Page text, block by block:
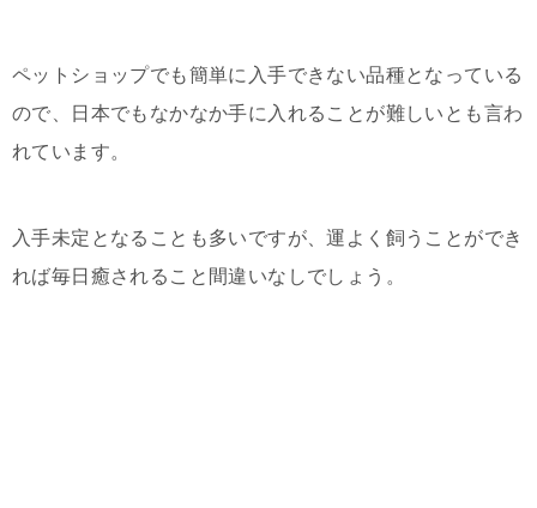
ペットショップでも簡単に入手できない品種となっている
ので、日本でもなかなか手に入れることが難しいとも言わ
れています。
入手未定となることも多いですが、運よく飼うことができ
れば毎日癒されること間違いなしでしょう。